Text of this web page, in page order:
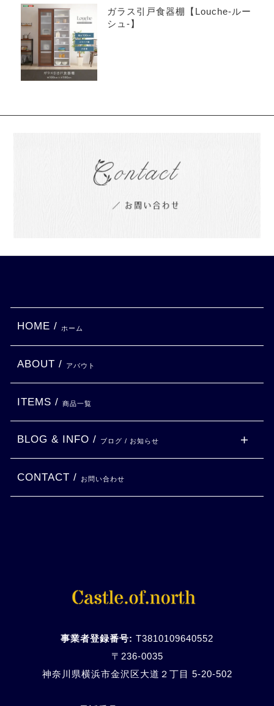
ガラス引戸食器棚【Louche-ルー
シュ-】
事業者登録番号: T3810109640552
〒236-0035
神奈川県横浜市金沢区大道２丁目 5-20-502
HOME / ホーム
ABOUT / アバウト
ITEMS / 商品一覧
BLOG & INFO / ブログ / お知らせ
CONTACT / お問い合わせ